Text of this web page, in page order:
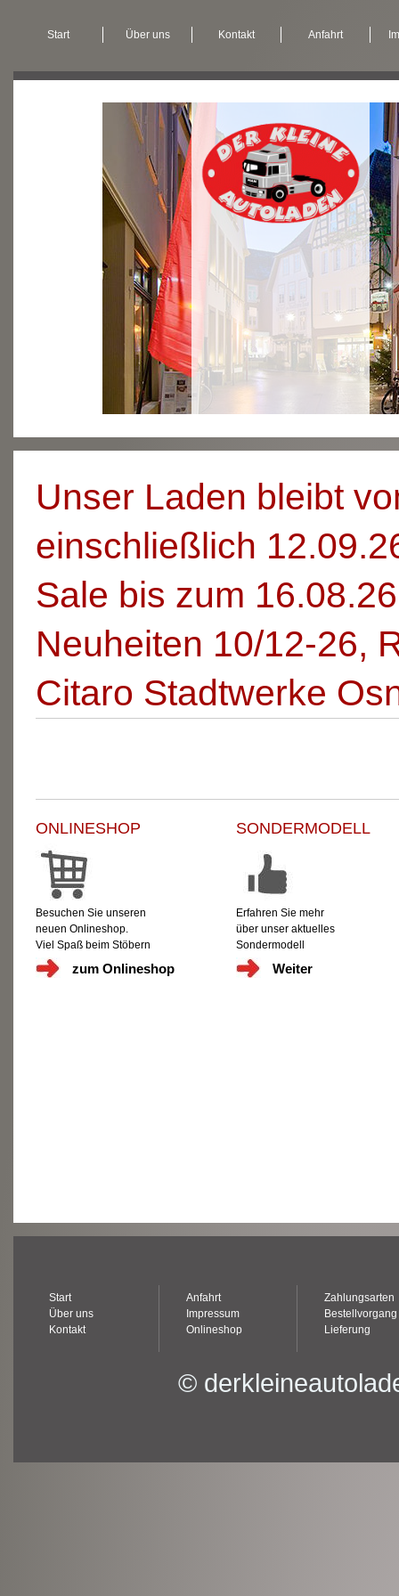
Start Über uns Kontakt Anfahrt
Unser Laden bleibt
einschließlich
Sale bis zum
Neuheiten 10/12-26,
Citaro Stadtwerke
ONLINESHOP
Besuchen Sie unseren
neuen Onlineshop.
Viel Spaß beim Stöbern
zum Onlineshop
SONDERMODELL
Erfahren Sie mehr
über unser aktuelles
Sondermodell
Weiter
Start
Über uns
Kontakt
Anfahrt
Impressum
Onlineshop
Zahlungsarten
Bestellvorgang
Lieferung
©